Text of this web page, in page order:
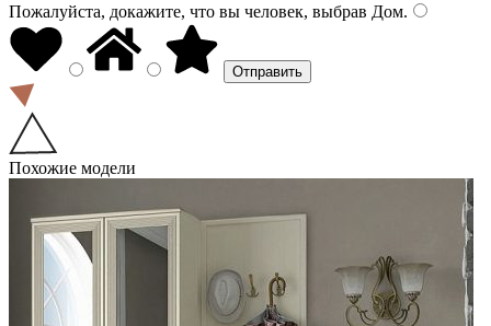
Пожалуйста, докажите, что вы человек, выбрав Дом.
Похожие модели